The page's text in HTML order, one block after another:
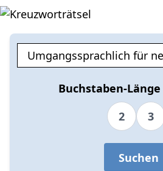
Buchstaben-
2
3
Suchen